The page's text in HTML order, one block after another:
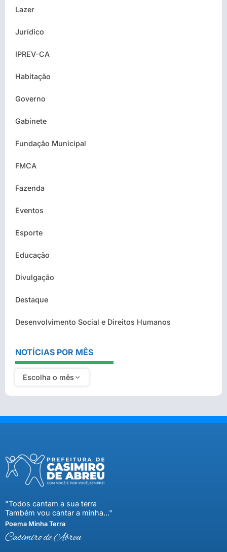
Lazer
Jurídico
IPREV-CA
Habitação
Governo
Gabinete
Fundação Municipal
FMCA
Fazenda
Eventos
Esporte
Educação
Divulgação
Destaque
Desenvolvimento Social e Direitos Humanos
NOTÍCIAS POR MÊS
Escolha o mês
"Todos cantam a sua terra
Também vou cantar a minha..."
Poema Minha Terra
Casimiro de Abreu